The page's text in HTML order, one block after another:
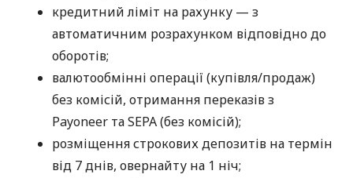
кредитний ліміт на рахунку — з
автоматичним розрахунком відповідно до
оборотів;
валютообмінні операції (купівля/продаж)
без комісій, отримання переказів з
Payoneer та SEPA (без комісій);
розміщення строкових депозитів на термін
від 7 днів, овернайту на 1 ніч;